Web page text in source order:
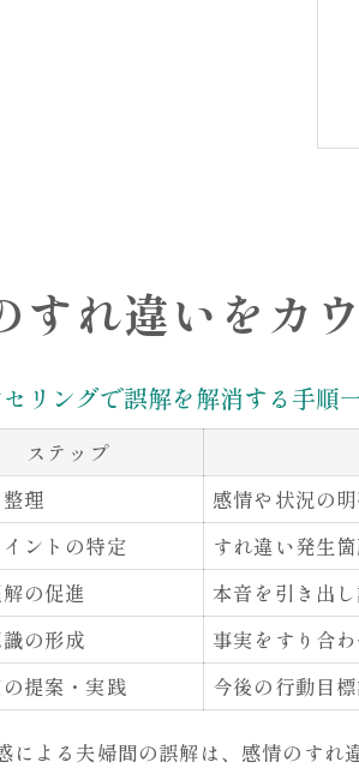
すれ違いをカ
リングで誤解を解消する手順
ステップ
理
感情や状況の
ントの特定
すれ違い発生
の促進
本音を引き出
の形成
事実をすり合
提案・実践
今後の行動目
による夫婦間の誤解は、感情のす